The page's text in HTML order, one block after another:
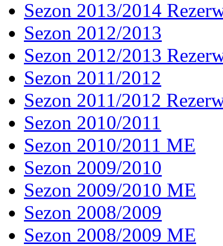
Sezon 2013/2014
Sezon 2012/2013
Sezon 2012/2013
Sezon 2011/2012
Sezon 2011/2012
Sezon 2010/2011
Sezon 2010/2011 ME
Sezon 2009/2010
Sezon 2009/2010 ME
Sezon 2008/2009
Sezon 2008/2009 ME